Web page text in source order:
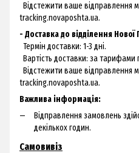
Відстежити ваше відправлення
tracking.novaposhta.ua.
- Доставка до відділення Нової
Термін доставки: 1-3 дні.
Вартість доставки: за тарифами
Відстежити ваше відправлення
tracking.novaposhta.ua.
Важлива інформація:
Відправлення замовлень
декількох годин.
Самовивіз